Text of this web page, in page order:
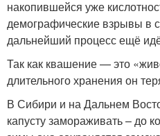
накопившейся уже
демографические взрывы в
дальнейший процесс ещё
Так как квашение — это
длительного хранения он
В Сибири и на Дальнем
капусту замораживать – до